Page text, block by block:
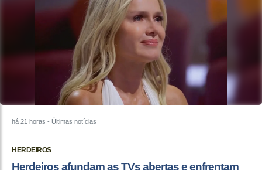
há 21 horas - Últimas notícias
HERDEIROS
Herdeiros afundam as TVs abertas e enfrentam